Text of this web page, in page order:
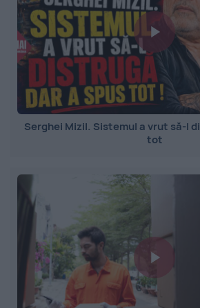
Serghei Mizil. Sistemul a vrut să-l
tot